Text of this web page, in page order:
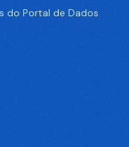
do Portal de Dados